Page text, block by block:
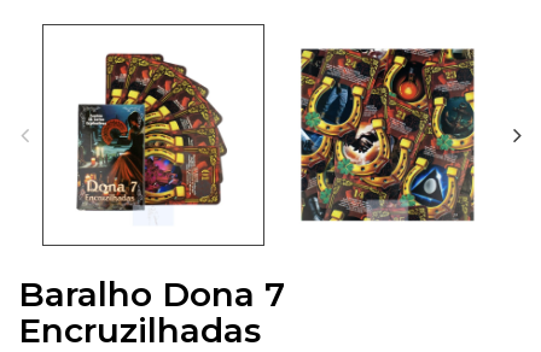
Baralho Dona 7
Encruzilhadas